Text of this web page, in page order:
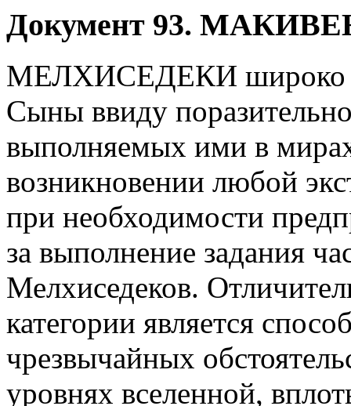
Документ 93.
МЕЛХИСЕДЕКИ широко
Сыны ввиду
выполняемых ими в
возникновении любой
при необходимости
за выполнение задания
Мелхиседеков.
категории является
чрезвычайных
уровнях вселенной,